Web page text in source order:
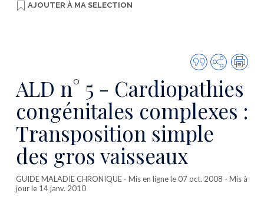
AJOUTER À MA SELECTION
Citer
cette
publication
Partager
ALD n° 5 - Cardiopathies
congénitales complexes :
Transposition simple
des gros vaisseaux
GUIDE MALADIE CHRONIQUE - Mis en ligne le 07 oct. 2008 - Mis à
jour le 14 janv. 2010